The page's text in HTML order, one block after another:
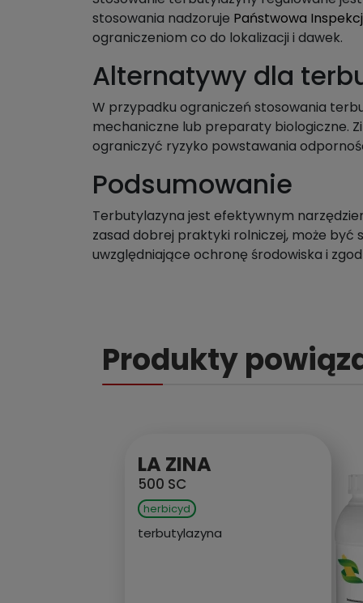
stosowania nadzoruje Państwowa
ograniczeniom co do lokalizacji i dawek.
Alternatywy dla
W przypadku ograniczeń stosowania
mechaniczne lub preparaty biologiczne.
ograniczyć ryzyko powstawania
Podsumowanie
Terbutylazyna jest efektywnym
zasad dobrej praktyki rolniczej, może być
uwzględniające ochronę środowiska i
Produkty
LA ZINA
herbicyd
terbutylazyna